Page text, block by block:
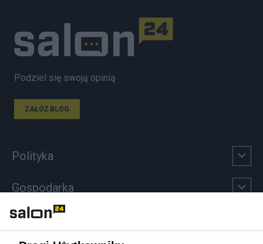
Podziel się swoją opinią
ZAŁÓŻ BLOG
Polityka
Gospodarka
Rozmaitości